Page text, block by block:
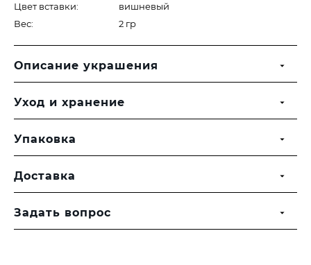
Цвет вставки:
вишневый
Вес:
2 гр
Описание украшения
Уход и хранение
Упаковка
Доставка
Задать вопрос